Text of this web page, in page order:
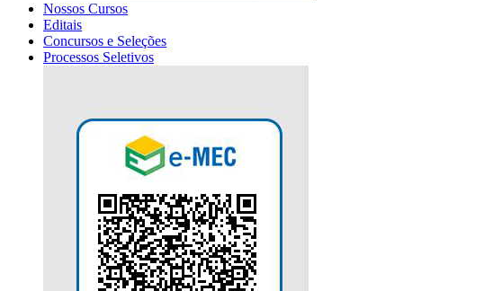
Nossos Cursos
Editais
Concursos e Seleções
Processos Seletivos